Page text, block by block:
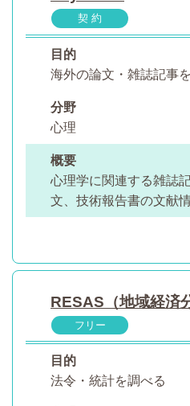
契 約
目的
海外の論文・雑誌記事
分野
心理
概要
心理学に関連する雑誌
文、技術報告書の文献
RESAS（地域経済
フリー
目的
法令・統計を調べる